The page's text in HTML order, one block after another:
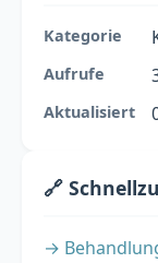
Kategorie
Aufrufe
Aktualisiert
🔗
→